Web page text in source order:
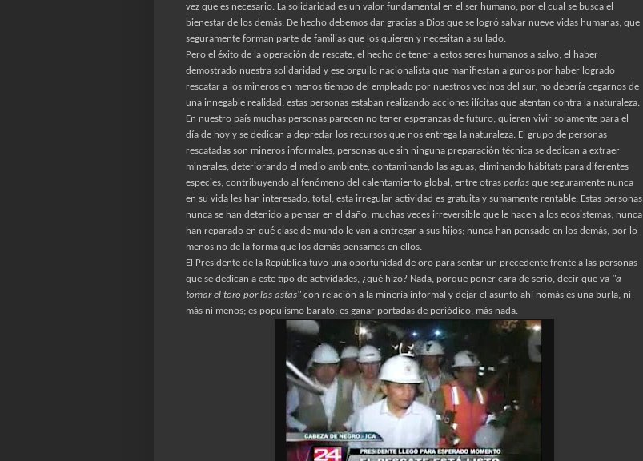
vez que es necesario. La solidaridad es un valor fundamental en el ser humano, por el cual se busca el
bienestar de los demás. De hecho debemos dar gracias a Dios que se logró salvar nueve vidas humanas, que
seguramente forman parte de familias que los quieren y necesitan a su lado.
Pero el éxito de la operación de rescate, el hecho de tener a estos seres humanos a salvo, el haber
demostrado nuestra solidaridad y ese orgullo nacionalista que manifiestan algunos por haber logrado
rescatar a los mineros en menos tiempo del empleado por nuestros vecinos del sur, no debería cegarnos de
una innegable realidad: estas personas estaban realizando acciones ilícitas que atentan contra la naturaleza.
En nuestro país muchas personas parecen no tener esperanzas de futuro, quieren vivir solamente para el
día de hoy y se dedican a depredar los recursos que nos entrega la naturaleza. El grupo de personas
rescatadas son mineros informales, personas que sin ninguna preparación técnica se dedican a extraer
minerales, deteriorando el medio ambiente, contaminando las aguas, eliminando hábitats para diferentes
especies, contribuyendo al fenómeno del calentamiento global, entre otras perlas que seguramente nunca
en su vida les han interesado, total, esta irregular actividad es gratuita y sumamente rentable. Estas personas
nunca se han detenido a pensar en el daño, muchas veces irreversible que le hacen a los ecosistemas; nunca
han reparado en qué clase de mundo le van a entregar a sus hijos; nunca han pensado en los demás, por lo
menos no de la forma que los demás pensamos en ellos.
El Presidente de la República tuvo una oportunidad de oro para sentar un precedente frente a las personas
que se dedican a este tipo de actividades, ¿qué hizo? Nada, porque poner cara de serio, decir que va "a
tomar el toro por las astas" con relación a la minería informal y dejar el asunto ahí nomás es una burla, ni
más ni menos; es populismo barato; es ganar portadas de periódico, más nada.